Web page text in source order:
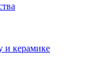
и керамике